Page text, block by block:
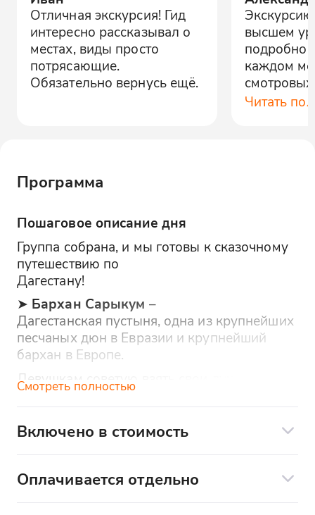
Отличная экскурсия! Гид
интересно рассказывал о
местах, виды просто
потрясающие.
Обязательно вернусь ещё.
высшем
подробно
каждом
просто
Читать
Программа
Пошаговое описание дня
Группа собрана, и мы готовы к сказочному
путешествию по
Дагестану!
➤ Бархан Сарыкум –
Дагестанская пустыня, одна из крупнейших
песчаных дюн в Евразии и крупнейший
бархан в Европе.
Девушкам советую взять свои лучшие
наряды для эффектных кадров.
песку и получим заряд энергии от местной
➤
– экотуркомплекс,
Смотреть полностью
Включено в стоимость
- сопровождение гида
Оплачивается отдельно